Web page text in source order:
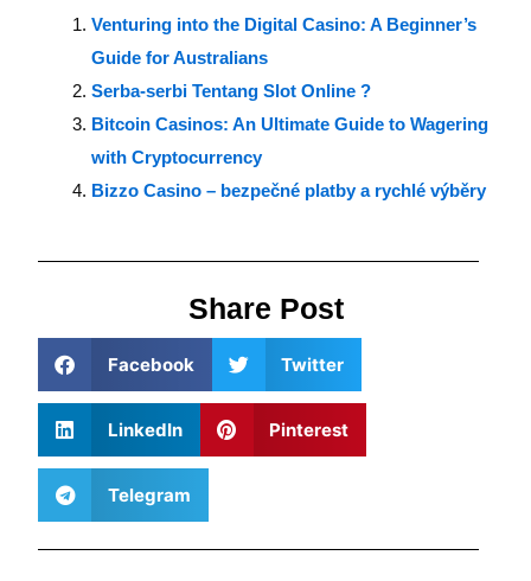
Venturing into the Digital Casino: A Beginner’s
Guide for Australians
Serba-serbi Tentang Slot Online ?
Bitcoin Casinos: An Ultimate Guide to Wagering
with Cryptocurrency
Bizzo Casino – bezpečné platby a rychlé výběry
Share Post
Facebook Twitter
LinkedIn Pinterest
Telegram